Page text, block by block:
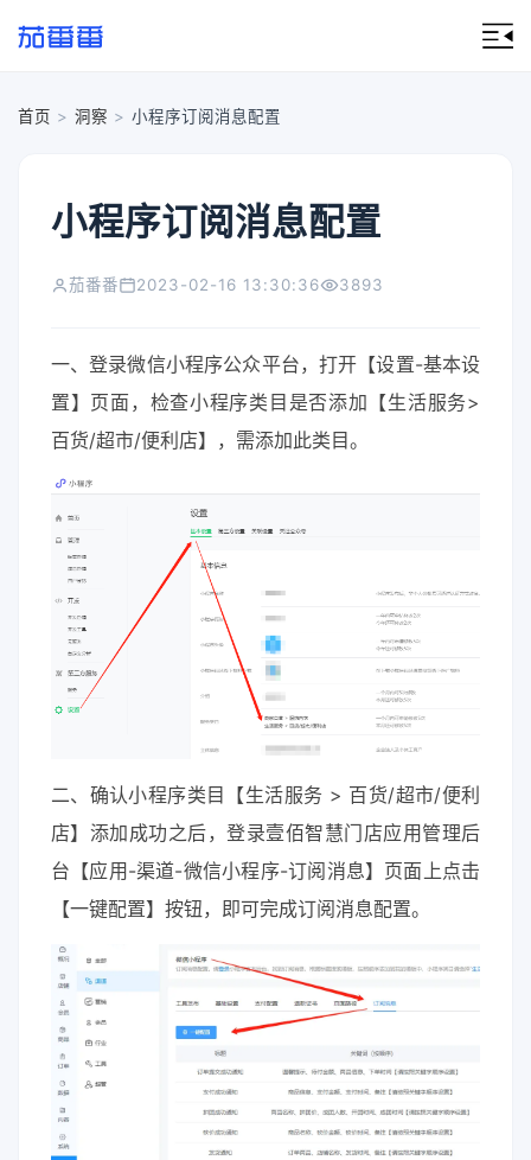
首页 > 洞察 > 小程序订阅消息配置
小程序订阅消息配置
茄番番 2023-02-16 13:30:36 3893
一、登录微信小程序公众平台，打开【设置-基本设
置】页面，检查小程序类目是否添加【生活服务>
百货/超市/便利店】，需添加此类目。
二、确认小程序类目【生活服务 > 百货/超市/便利
店】添加成功之后，登录壹佰智慧门店应用管理后
台【应用-渠道-微信小程序-订阅消息】页面上点击
【一键配置】按钮，即可完成订阅消息配置。